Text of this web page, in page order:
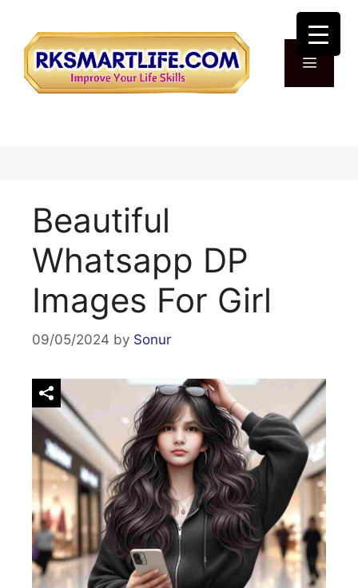
content
Beautiful
Whatsapp DP
Images For Girl
09/05/2024 by Sonur